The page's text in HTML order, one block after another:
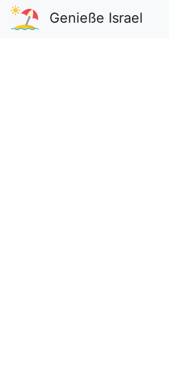
Genieße Israel